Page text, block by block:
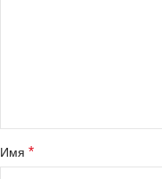
Имя *